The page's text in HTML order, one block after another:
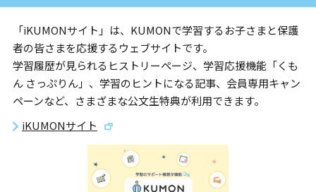
「iKUMONサイト」は、KUMONで学習するお子さまと保護
者の皆さまを応援するウェブサイトです。
学習履歴が見られるヒストリーページ、学習応援機能「くも
ん さっぷりん」、学習のヒントになる記事、会員専用キャン
ペーンなど、さまざまな公文生特典が利用できます。
iKUMONサイト